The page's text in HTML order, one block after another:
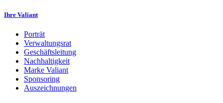
Ihre Valiant
Porträt
Verwaltungsrat
Geschäftsleitung
Nachhaltigkeit
Marke Valiant
Sponsoring
Auszeichnungen